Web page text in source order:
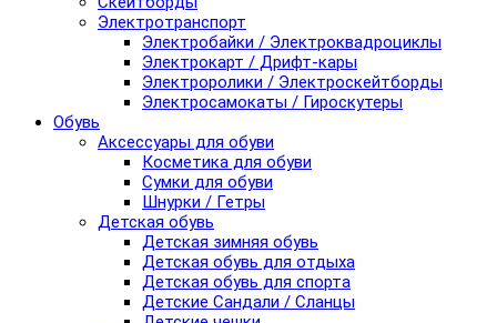
Электротранспорт
Электробайки / Электроквадроциклы
Электрокарт / Дрифт-кары
Электроролики / Электроскейтборды
Электросамокаты / Гироскутеры
Обувь
Аксессуары для обуви
Косметика для обуви
Сумки для обуви
Шнурки / Гетры
Детская обувь
Детская зимняя обувь
Детская обувь для отдыха
Детская обувь для спорта
Детские Сандали / Сланцы